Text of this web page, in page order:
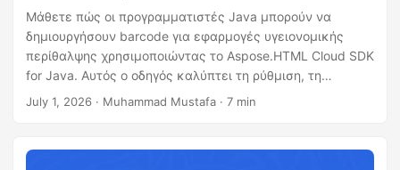
Μάθετε πώς οι προγραμματιστές Java μπορούν να
δημιουργήσουν barcode για εφαρμογές υγειονομικής
περίθαλψης χρησιμοποιώντας το Aspose.HTML Cloud SDK
for Java. Αυτός ο οδηγός καλύπτει τη ρύθμιση, τη
διαμόρφωση των ιατρικών προτύπων barcode, τη
July 1, 2026 · Muhammad Mustafa · 7 min